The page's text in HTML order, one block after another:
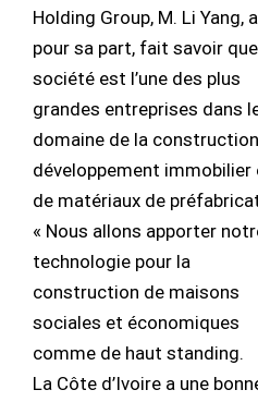
Holding Group, M. Li Yang,
pour sa part, fait savoir
société est l’une des plus
grandes entreprises dans
domaine de la
développement immobilier
de matériaux de
« Nous allons apporter
technologie pour la
construction de maisons
sociales et économiques
comme de haut standing.
La Côte d’Ivoire a une